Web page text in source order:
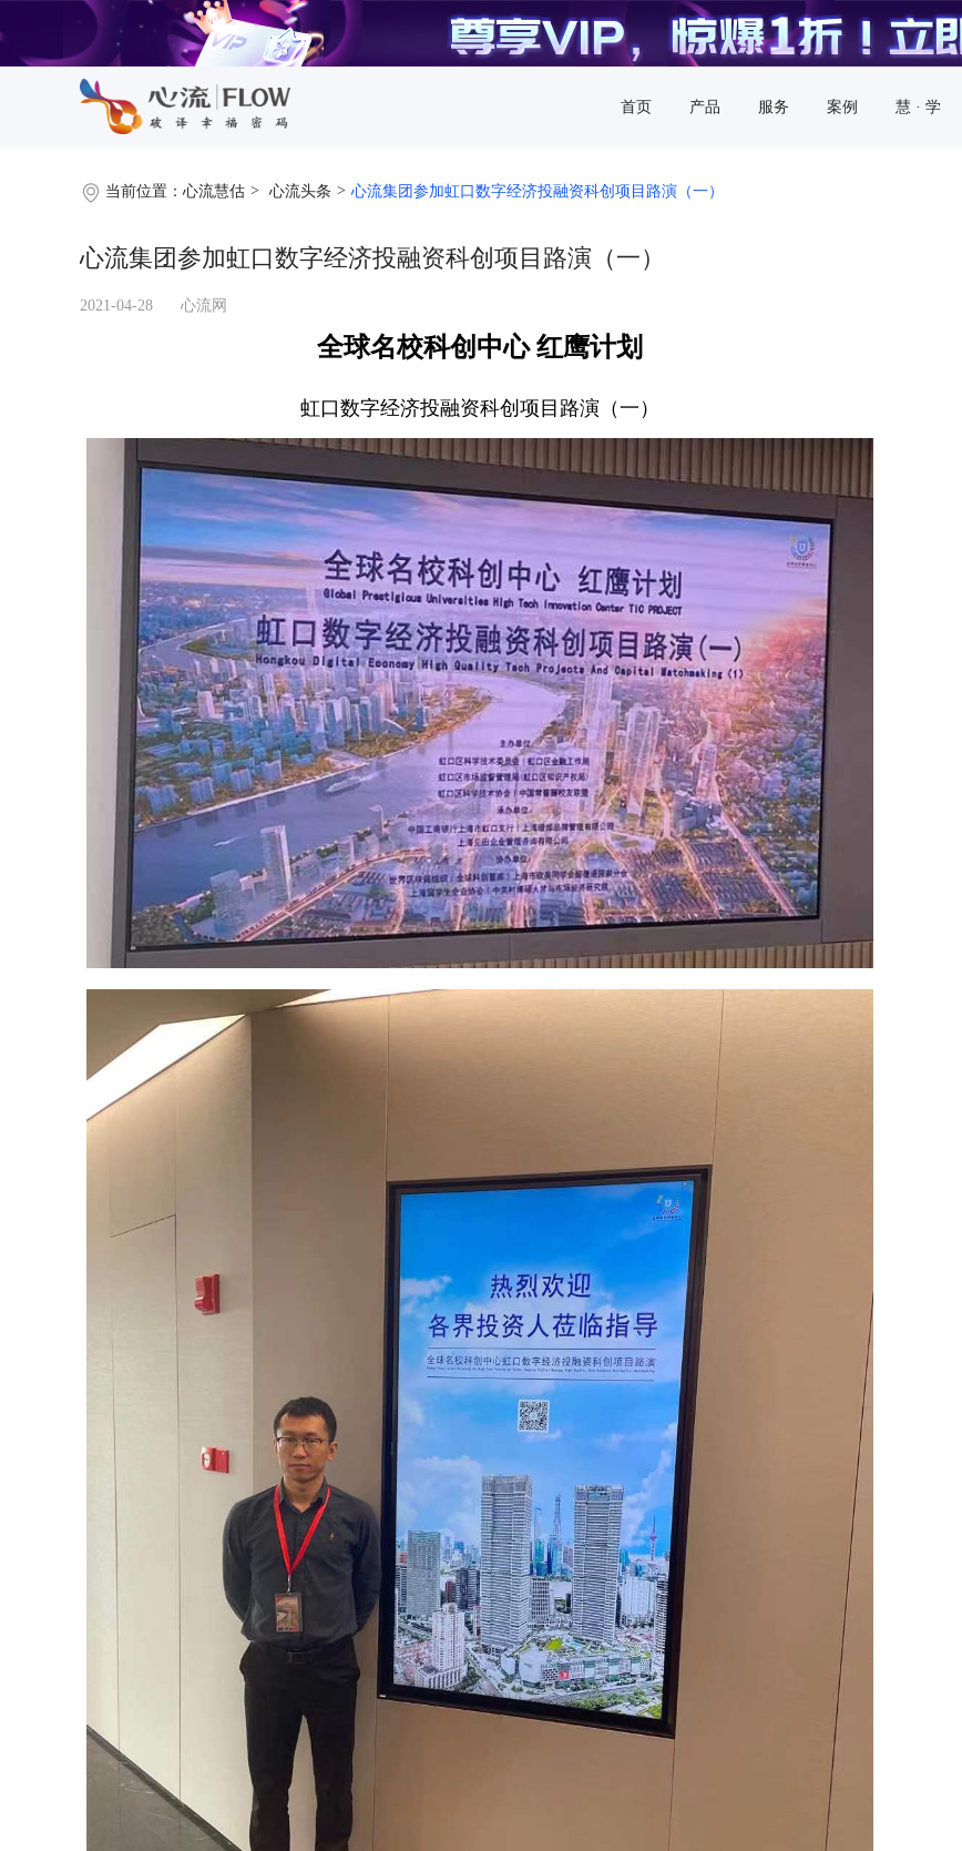
首页 产品 服务 案例 慧 · 学
当前位置： 心流慧估 心流头条 心流集团参加虹口数字经济投融资科创项目路演（一）
心流集团参加虹口数字经济投融资科创项目路演（一）
2021-04-28 心流网
全球名校科创中心 红鹰计划
虹口数字经济投融资科创项目路演（一）